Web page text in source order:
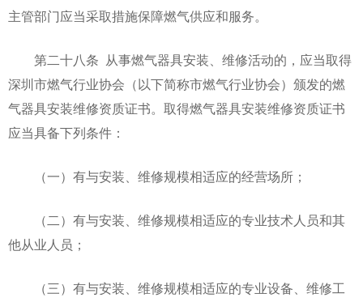
主管部门应当采取措施保障燃气供应和服务。
第二十八条 从事燃气器具安装、维修活动的，应当取得
深圳市燃气行业协会（以下简称市燃气行业协会）颁发的燃
气器具安装维修资质证书。取得燃气器具安装维修资质证书
应当具备下列条件：
（一）有与安装、维修规模相适应的经营场所；
（二）有与安装、维修规模相适应的专业技术人员和其
他从业人员；
（三）有与安装、维修规模相适应的专业设备、维修工